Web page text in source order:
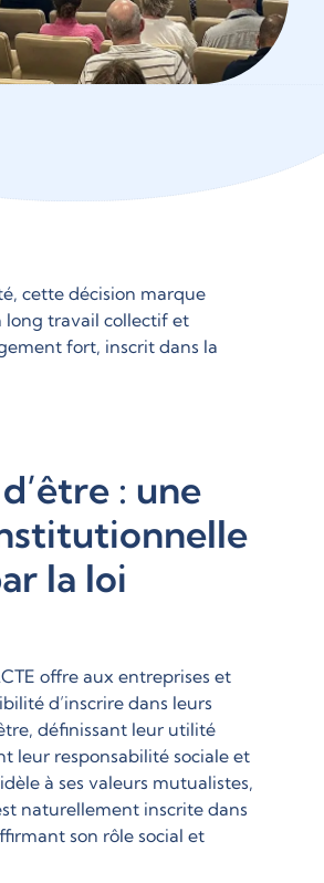
cette décision marque
long travail collectif et
fort, inscrit dans la
: une
la loi
offre aux entreprises et
d’inscrire dans leurs
définissant leur utilité
leur responsabilité sociale et
à ses valeurs mutualistes,
naturellement inscrite dans
son rôle social et